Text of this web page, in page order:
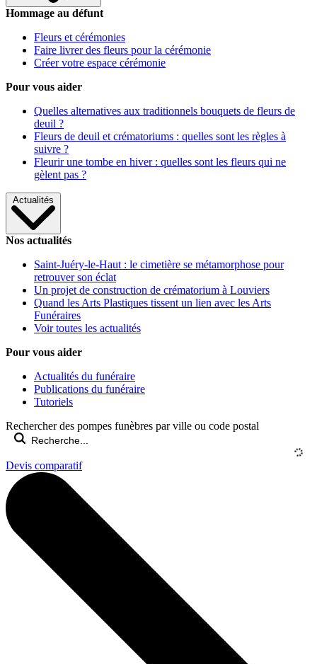
Hommage au défunt
Fleurs et cérémonies
Faire livrer des fleurs pour la cérémonie
Créer votre espace cérémonie
Pour vous aider
Quelles alternatives aux traditionnels bouquets de fleurs de
deuil ?
Fleurs de deuil et crématoriums : quelles sont les règles à
suivre ?
Fleurir une tombe en hiver : quelles sont les fleurs qui ne
gèlent pas ?
Actualités
Nos actualités
Saint-Juéry-le-Haut : le cimetière se métamorphose pour
retrouver son éclat
Un projet de construction de crématorium à Louviers
Quand les Arts Plastiques tissent un lien avec les Arts
Funéraires
Voir toutes les actualités
Pour vous aider
Actualités du funéraire
Publications du funéraire
Tutoriels
Rechercher des pompes funèbres par ville ou code postal
Devis comparatif